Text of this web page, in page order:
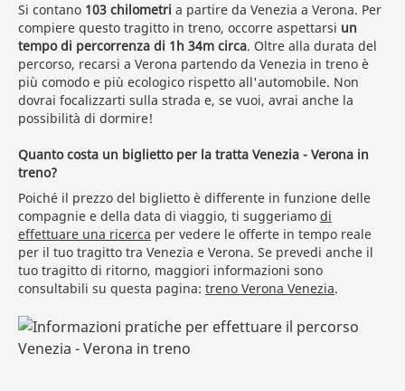
Si contano 103 chilometri a partire da Venezia a Verona. Per
compiere questo tragitto in treno, occorre aspettarsi un
tempo di percorrenza di 1h 34m circa. Oltre alla durata del
percorso, recarsi a Verona partendo da Venezia in treno è
più comodo e più ecologico rispetto all'automobile. Non
dovrai focalizzarti sulla strada e, se vuoi, avrai anche la
possibilità di dormire!
Quanto costa un biglietto per la tratta Venezia - Verona in
treno?
Poiché il prezzo del biglietto è differente in funzione delle
compagnie e della data di viaggio, ti suggeriamo di
effettuare una ricerca per vedere le offerte in tempo reale
per il tuo tragitto tra Venezia e Verona. Se prevedi anche il
tuo tragitto di ritorno, maggiori informazioni sono
consultabili su questa pagina: treno Verona Venezia.